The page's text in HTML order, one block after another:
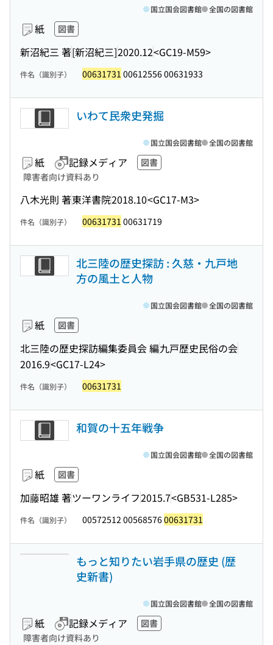
紙 図書
新沼紀三 著[新沼紀三]2020.12<GC19-M59>
国立国会図書館 全国の図書館
件名（識別子） 00631731 00612556 00631933
いわて民衆史発掘
紙 記録メディア
図書
障害者向け資料あり
八木光則 著東洋書院2018.10<GC17-M3>
国立国会図書館 全国の図書館
件名（識別子） 00631731 00631719
北三陸の歴史探訪 : 久慈・九戸地
方の風土と人物
紙 図書
北三陸の歴史探訪編集委員会 編九戸歴史民俗の会
2016.9<GC17-L24>
国立国会図書館 全国の図書館
件名（識別子） 00631731
和賀の十五年戦争
紙 図書
加藤昭雄 著ツーワンライフ2015.7<GB531-L285>
国立国会図書館 全国の図書館
件名（識別子） 00572512 0056857600631731
もっと知りたい岩手県の歴史 (歴
史新書)
紙 記録メディア
図書
障害者向け資料あり
国立国会図書館 全国の図書館